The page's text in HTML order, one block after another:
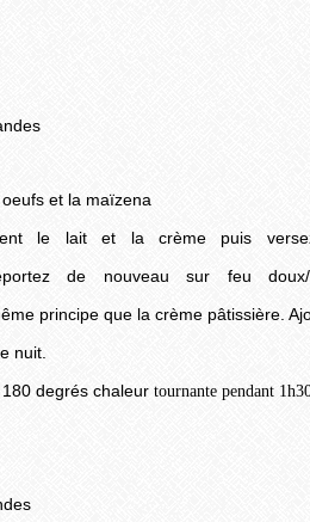
et la maïzena
le lait et la crème puis
de nouveau sur feu
principe que la crème pâtissière.
nuit.
degrés chaleur tournante pendant